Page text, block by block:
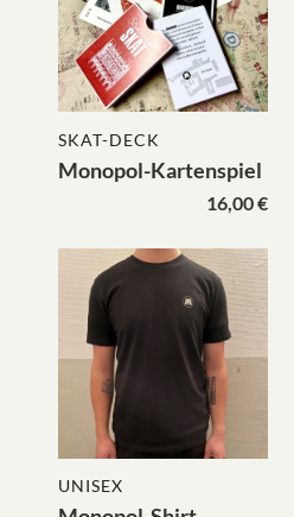
SKAT-DECK
Monopol-Kartenspiel
16,00 €
UNISEX